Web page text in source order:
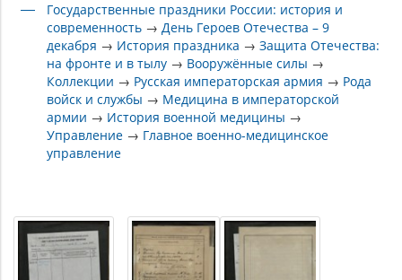
Государственные праздники России: история и
современность →День Героев Отечества – 9
декабря → История праздника →Защита Отечества:
на фронте и в тылу → Вооружённые силы →
Коллекции → Русская императорская армия → Рода
войск и службы → Медицина в императорской
армии → История военной медицины →
Управление → Главное военно-медицинское
управление